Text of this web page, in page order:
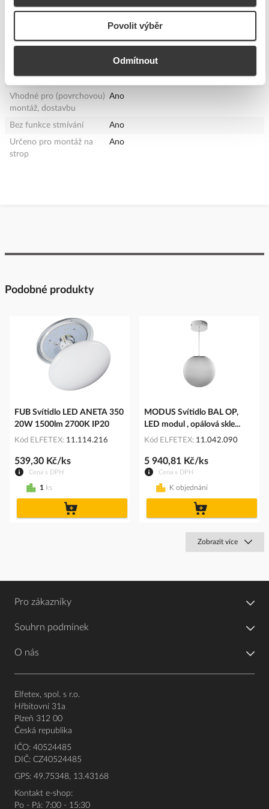
Povolit výběr
Odmítnout
efektivnosti vestavěných
Vhodné pro montáž na
Provozní zařízení součástí
Ano
Vhodné pro (povrchovou)
montáž, dostavbu
Ano
Bez funkce stmívání
Ano
Určeno pro montáž na
strop
Ano
Podobné produkty
FUB Svítidlo LED ANETA 350
20W 1500lm 2700K IP20
Kód ELFETEX 11.114.216
Cena s DPH
539,30 Kč/ks
1 ks
MODUS Svítidlo BAL OP,
LED modul , opálová skle...
Kód ELFETEX 11.042.090
Cena s DPH
5 940,81 Kč/ks
K objednání
Zobrazit více
Pro zákazníky
Souhrn podmínek
O nás
Elfetex, spol. s r.o.
Hřbitovní 31a
Plzeň 312 00
Česká republika
IČO: 40524485
DIČ: CZ40524485
GPS: 49.75348, 13.43168
Kontakt e-shop:
Po - Pá: 7:00 - 15:30